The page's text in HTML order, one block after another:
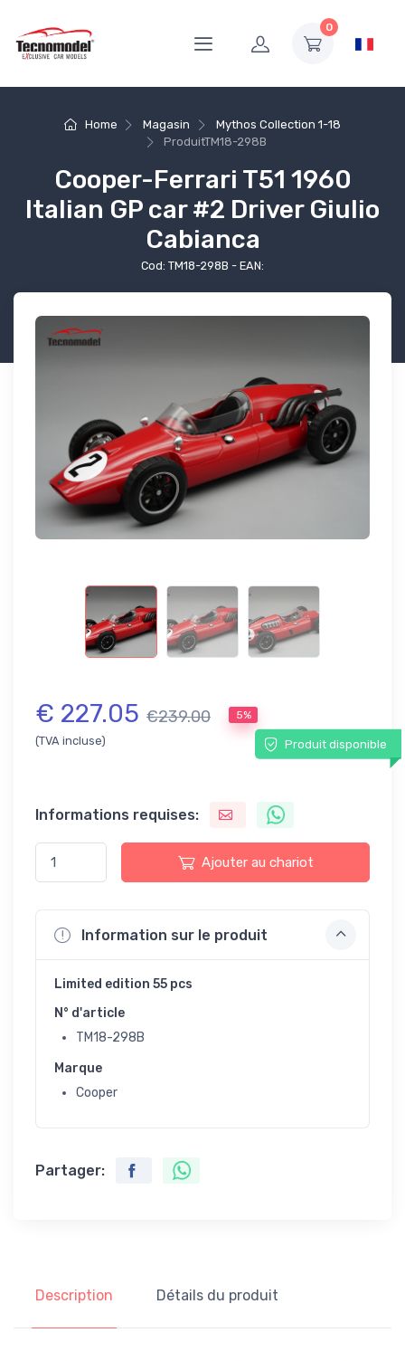
0
Home Magasin
Mythos Collection 1-18
ProduitTM18-298B
Cooper-Ferrari T51 1960
Italian GP car #2 Driver Giulio
Cabianca
Cod: TM18-298B - EAN:
€ 227.05 €239.00 5%
(TVA incluse) Produit disponible
Informations requises:
Ajouter au chariot
Information sur le produit
Limited edition 55 pcs
N° d'article
TM18-298B
Marque
Cooper
Partager:
Description Détails du produit